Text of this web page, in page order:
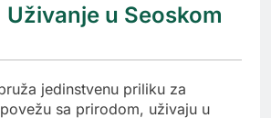
u Seoskom
jedinstvenu priliku za
sa prirodom, uživaju u